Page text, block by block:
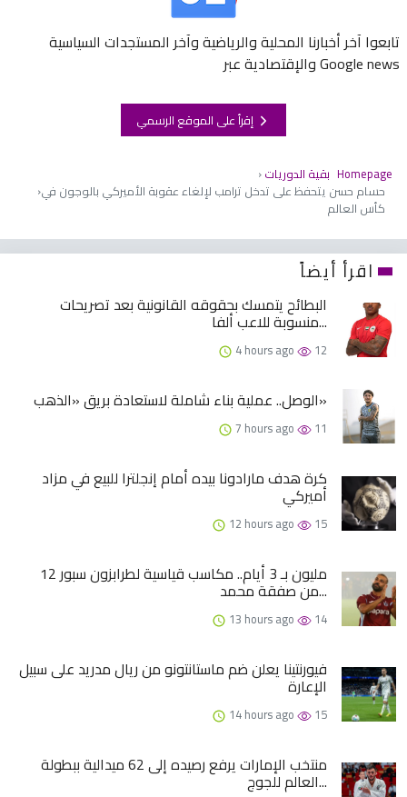
تابعوا آخر أخبارنا المحلية والرياضية وآخر المستجدات السياسية
والإقتصادية عبر Google news
Homepage بقية الدوريات
حسام حسن يتحفظ على تدخل ترامب لإلغاء عقوبة الأميركي بالوجون في
كأس العالم
اقرأ أيضاً
البطائح يتمسك بحقوقه القانونية بعد تصريحات
منسوبة للاعب ألفا...
4 hours ago 12
الوصل.. عملية بناء شاملة لاستعادة بريق «الذهب»
7 hours ago 11
كرة هدف مارادونا بيده أمام إنجلترا للبيع في مزاد
أميركي
12 hours ago 15
12 مليون بـ 3 أيام.. مكاسب قياسية لطرابزون سبور
من صفقة محمد...
13 hours ago 14
فيورنتينا يعلن ضم ماستانتونو من ريال مدريد على سبيل
الإعارة
14 hours ago 15
منتخب الإمارات يرفع رصيده إلى 62 ميدالية ببطولة
العالم للجوج...